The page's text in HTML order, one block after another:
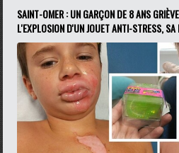
SAINT-OMER : UN GARÇON DE 8 ANS
L'EXPLOSION D'UN JOUET ANTI-STRESS, SA